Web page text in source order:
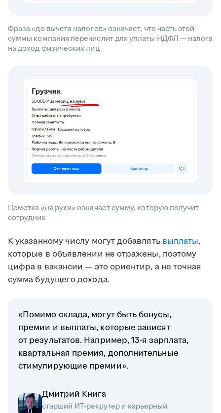
Фраза «до вычета налогов» означает, что часть этой
суммы компания перечислит для уплаты НДФЛ — налога
на доход физических лиц
Пометка «на руки» означает сумму, которую получит
сотрудник
К указанному числу могут добавлять выплаты,
которые в объявлении не отражены, поэтому
цифра в вакансии — это ориентир, а не точная
сумма будущего дохода.
«Помимо оклада, могут быть бонусы,
премии и выплаты, которые зависят
от результатов. Например, 13-я зарплата,
квартальная премия, дополнительные
стимулирующие премии».
Дмитрий Книга
старший ИТ-рекрутер и карьерный